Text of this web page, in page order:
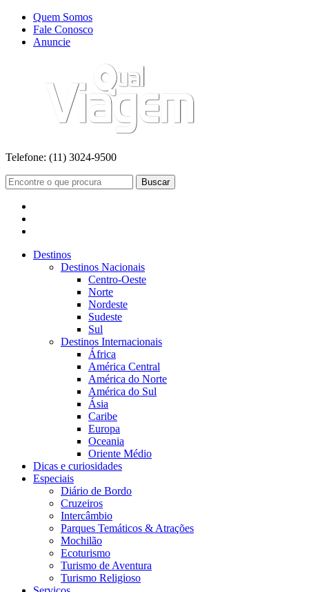
Quem Somos
Fale Conosco
Anuncie
Telefone: (11) 3024-9500
Buscar
Destinos
Destinos Nacionais
Centro-Oeste
Norte
Nordeste
Sudeste
Sul
Destinos Internacionais
África
América Central
América do Norte
América do Sul
Ásia
Caribe
Europa
Oceania
Oriente Médio
Dicas e curiosidades
Especiais
Diário de Bordo
Cruzeiros
Intercâmbio
Parques Temáticos & Atrações
Mochilão
Ecoturismo
Turismo de Aventura
Turismo Religioso